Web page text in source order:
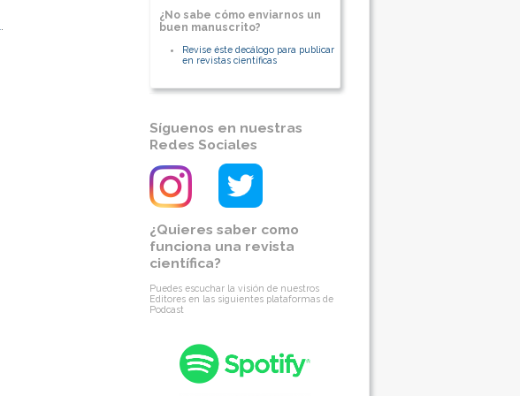
¿No sabe cómo enviarnos un
buen manuscrito?
Revise éste decálogo para publicar
en revistas científicas
Síguenos en nuestras
Redes Sociales
¿Quieres saber como
funciona una revista
científica?
Puedes escuchar la visión de nuestros
Editores en las siguientes plataformas de
Podcast